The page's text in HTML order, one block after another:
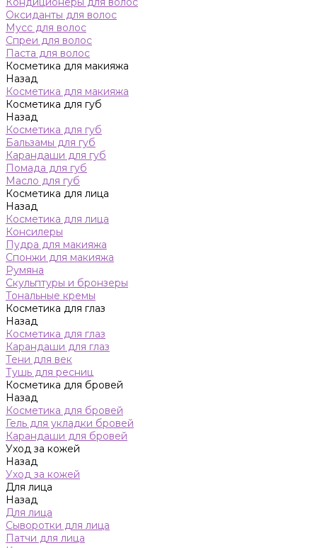
Оксиданты для волос
Мусс для волос
Спреи для волос
Паста для волос
Косметика для макияжа
Назад
Косметика для макияжа
Косметика для губ
Назад
Косметика для губ
Бальзамы для губ
Карандаши для губ
Помада для губ
Масло для губ
Косметика для лица
Назад
Косметика для лица
Консилеры
Пудра для макияжа
Спонжи для макияжа
Румяна
Скульптуры и бронзеры
Тональные кремы
Косметика для глаз
Назад
Косметика для глаз
Карандаши для глаз
Тени для век
Тушь для ресниц
Косметика для бровей
Назад
Косметика для бровей
Гель для укладки бровей
Карандаши для бровей
Уход за кожей
Назад
Уход за кожей
Для лица
Назад
Для лица
Сыворотки для лица
Патчи для лица